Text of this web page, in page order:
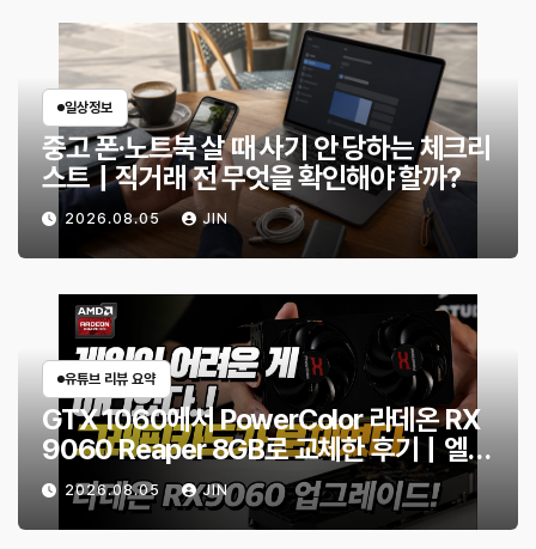
일상정보
중고 폰·노트북 살 때 사기 안 당하는 체크리
스트｜직거래 전 무엇을 확인해야 할까?
2026.08.05 JIN
유튜브 리뷰 요약
GTX 1060에서 PowerColor 라데온 RX
9060 Reaper 8GB로 교체한 후기｜엘든
링·몬스터 헌터 와일즈 체감 변화
2026.08.05 JIN